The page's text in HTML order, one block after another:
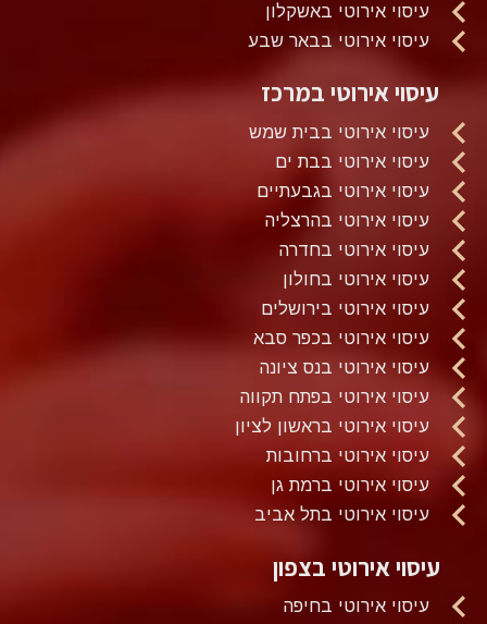
עיסוי אירוטי באשקלון
עיסוי אירוטי בבאר שבע
עיסוי אירוטי במרכז
עיסוי אירוטי בבית שמש
עיסוי אירוטי בבת ים
עיסוי אירוטי בגבעתיים
עיסוי אירוטי בהרצליה
עיסוי אירוטי בחדרה
עיסוי אירוטי בחולון
עיסוי אירוטי בירושלים
עיסוי אירוטי בכפר סבא
עיסוי אירוטי בנס ציונה
עיסוי אירוטי בפתח תקווה
עיסוי אירוטי בראשון לציון
עיסוי אירוטי ברחובות
עיסוי אירוטי ברמת גן
עיסוי אירוטי בתל אביב
עיסוי אירוטי בצפון
עיסוי אירוטי בחיפה